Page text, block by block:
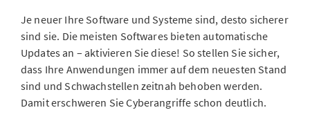
Je neuer Ihre Software und Systeme sind, desto sicherer
sind sie. Die meisten Softwares bieten automatische
Updates an – aktivieren Sie diese! So stellen Sie sicher,
dass Ihre Anwendungen immer auf dem neuesten Stand
sind und Schwachstellen zeitnah behoben werden.
Damit erschweren Sie Cyberangriffe schon deutlich.